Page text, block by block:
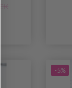
-5%